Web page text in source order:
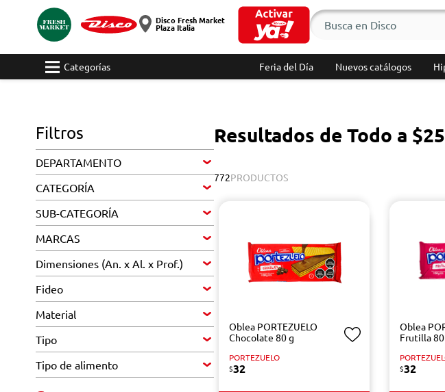
Disco Fresh Market
Plaza Italia
Categorías Feria del Día Nuevos catálogos
Filtros
DEPARTAMENTO
CATEGORÍA
SUB-CATEGORÍA
MARCAS
Dimensiones (An. x Al. x Prof.)
Fideo
Material
Tipo
Tipo de alimento
Resultados de Todo a
772PRODUCTOS
Oblea PORTEZUELO
Chocolate 80 g
PORTEZUELO
$32
Oblea
Frutilla
$32